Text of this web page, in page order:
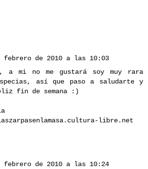
febrero de 2010 a las 10:03
a mi no me gustará soy muy rara
así que paso a saludarte y
fin de semana :)
libre.net
febrero de 2010 a las 10:24